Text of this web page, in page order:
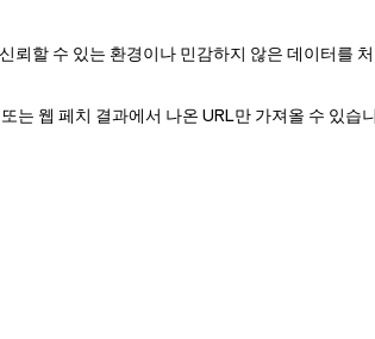
할 수 있는 환경이나 민감하지 않은 데이터를
웹 페치 결과에서 나온 URL만 가져올 수 있습